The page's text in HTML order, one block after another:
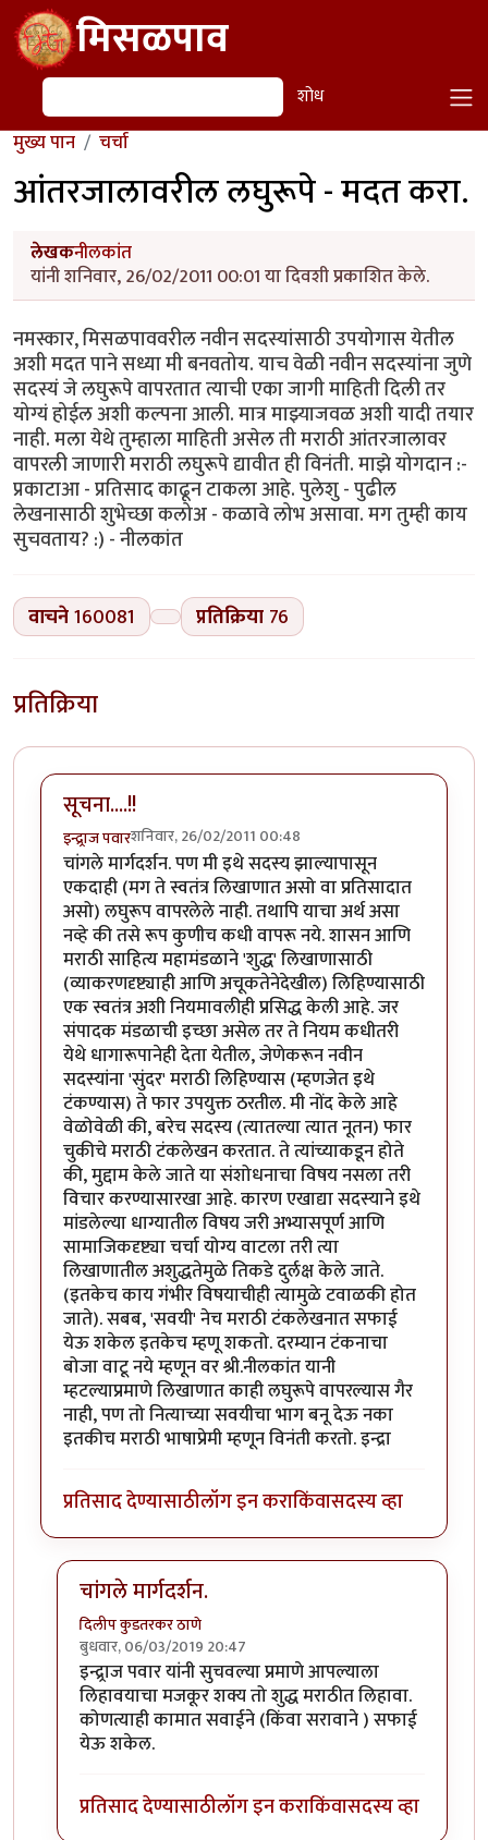
Skip to main contentमिसळपाव
शोध शोध
मुख्य पान चर्चा
आंतरजालावरील लघुरूपे - मदत करा.
लेखकनीलकांत
यांनी शनिवार, 26/02/2011 00:01 या दिवशी प्रकाशित केले.
नमस्कार, मिसळपाववरील नवीन सदस्यांसाठी उपयोगास येतील
अशी मदत पाने सध्या मी बनवतोय. याच वेळी नवीन सदस्यांना जुणे
सदस्यं जे लघुरूपे वापरतात त्याची एका जागी माहिती दिली तर
योग्यं होईल अशी कल्पना आली. मात्र माझ्याजवळ अशी यादी तयार
नाही. मला येथे तुम्हाला माहिती असेल ती मराठी आंतरजालावर
वापरली जाणारी मराठी लघुरूपे द्यावीत ही विनंती. माझे योगदान :-
प्रकाटाआ - प्रतिसाद काढून टाकला आहे. पुलेशु - पुढील
लेखनासाठी शुभेच्छा कलोअ - कळावे लोभ असावा. मग तुम्ही काय
सुचवताय? :) - नीलकांत
वाचने160081 प्रतिक्रिया 76
प्रतिक्रिया
सूचना....!!
इन्द्र्राज पवारशनिवार, 26/02/2011 00:48
चांगले मार्गदर्शन. पण मी इथे सदस्य झाल्यापासून
एकदाही (मग ते स्वतंत्र लिखाणात असो वा प्रतिसादात
असो) लघुरूप वापरलेले नाही. तथापि याचा अर्थ असा
नव्हे की तसे रूप कुणीच कधी वापरू नये. शासन आणि
मराठी साहित्य महामंडळाने 'शुद्ध' लिखाणासाठी
(व्याकरणदृष्ट्याही आणि अचूकतेनेदेखील) लिहिण्यासाठी
एक स्वतंत्र अशी नियमावलीही प्रसिद्ध केली आहे. जर
संपादक मंडळाची इच्छा असेल तर ते नियम कधीतरी
येथे धागारूपानेही देता येतील, जेणेकरून नवीन
सदस्यांना 'सुंदर' मराठी लिहिण्यास (म्हणजेत इथे
टंकण्यास) ते फार उपयुक्त ठरतील. मी नोंद केले आहे
वेळोवेळी की, बरेच सदस्य (त्यातल्या त्यात नूतन) फार
चुकीचे मराठी टंकलेखन करतात. ते त्यांच्याकडून होते
की, मुद्दाम केले जाते या संशोधनाचा विषय नसला तरी
विचार करण्यासारखा आहे. कारण एखाद्या सदस्याने इथे
मांडलेल्या धाग्यातील विषय जरी अभ्यासपूर्ण आणि
सामाजिकदृष्ट्या चर्चा योग्य वाटला तरी त्या
लिखाणातील अशुद्धतेमुळे तिकडे दुर्लक्ष केले जाते.
(इतकेच काय गंभीर विषयाचीही त्यामुळे टवाळकी होत
जाते). सबब, 'सवयी' नेच मराठी टंकलेखनात सफाई
येऊ शकेल इतकेच म्हणू शकतो. दरम्यान टंकनाचा
बोजा वाटू नये म्हणून वर श्री.नीलकांत यानी
म्हटल्याप्रमाणे लिखाणात काही लघुरूपे वापरल्यास गैर
नाही, पण तो नित्याच्या सवयीचा भाग बनू देऊ नका
इतकीच मराठी भाषाप्रेमी म्हणून विनंती करतो. इन्द्रा
प्रतिसाद देण्यासाठीलॉग इन कराकिंवासदस्य व्हा
चांगले मार्गदर्शन.
दिलीप कुडतरकर ठाणे
बुधवार, 06/03/2019 20:47
In reply toसूचना....!!byइन्द्र्राज पवार
इन्द्र्राज पवार यांनी सुचवल्या प्रमाणे आपल्याला
लिहावयाचा मजकूर शक्य तो शुद्ध मराठीत लिहावा.
कोणत्याही कामात सवाईने (किंवा सरावाने ) सफाई
येऊ शकेल.
प्रतिसाद देण्यासाठीलॉग इन कराकिंवासदस्य व्हा